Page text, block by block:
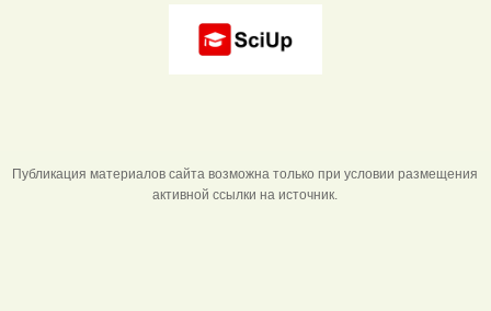
Публикация материалов сайта возможна только при условии размещения
активной ссылки на источник.